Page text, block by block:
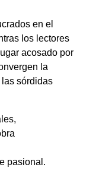
en el
los lectores
acosado por
la
sórdidas
pasional.